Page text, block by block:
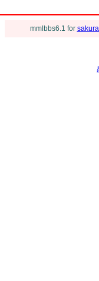
mmlbbs6.1 for